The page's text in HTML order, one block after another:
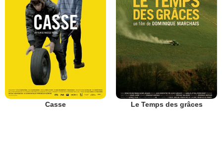
Casse Le Temps des grâces